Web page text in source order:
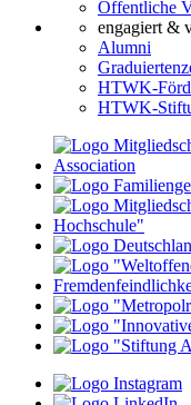
Öffentliche
engagiert &
Alumni
HTWK-
HTWK-